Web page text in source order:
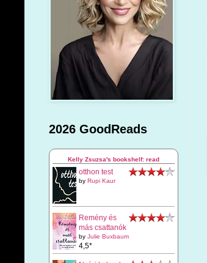
2026 GoodReads
Kelly Zsuzsa's bookshelf: read
otthon test
by Rupi Kaur
Remény és
más csattanók
by Julie Buxbaum
4,5*